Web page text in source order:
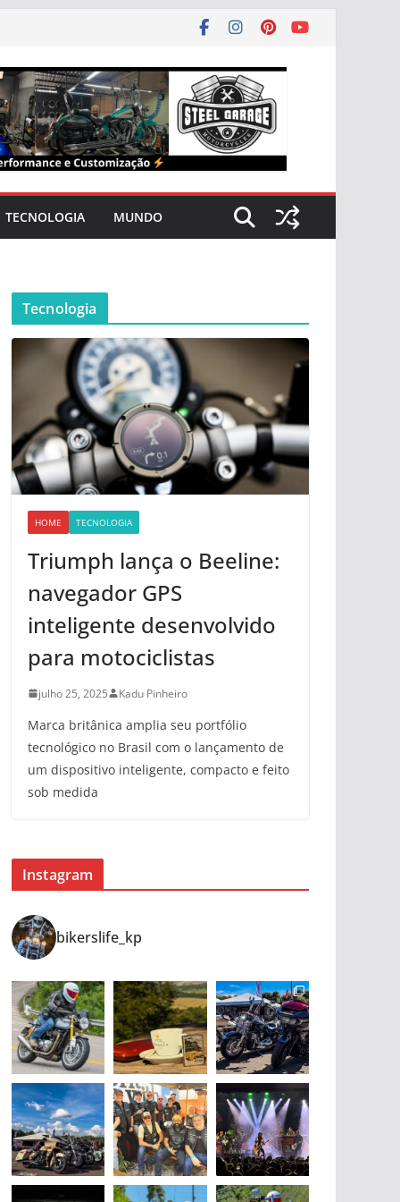
TECNOLOGIA MUNDO
Tecnologia
HOME TECNOLOGIA
Triumph lança o Beeline:
navegador GPS
inteligente desenvolvido
para motociclistas
julho 25, 2025 Kadu Pinheiro
Marca britânica amplia seu portfólio
tecnológico no Brasil com o lançamento de
um dispositivo inteligente, compacto e feito
sob medida
Instagram
bikerslife_kp